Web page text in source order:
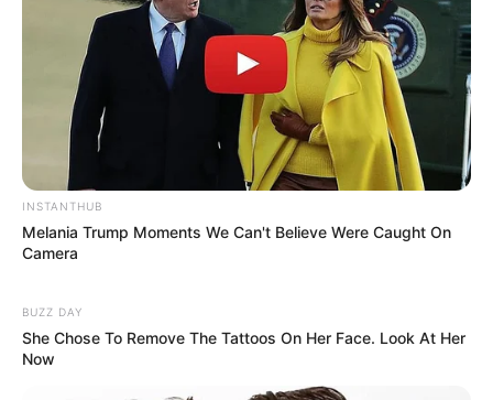
Σπείρα είχε στήσει υπερσύγχρονα
εργαστήρια κάνναβης στην Αττική και
πουλούσε ναρκωτικά μέχρι και στην
Πανεπιστημιούπολη
Δείτε όλες τις τελευταίες
τον Κόσμο, τη στιγμή που συμβαίνουν, στοNewstok.gr
INSTANTHUB
Melania Trump Moments We Can't Believe Were Caught On
Camera
BUZZ DAY
She Chose To Remove The Tattoos On Her Face. Look At Her
Now